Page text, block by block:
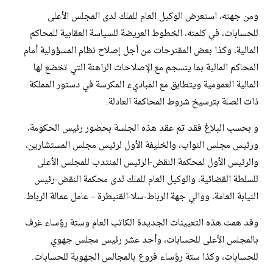
ومن جهته، استعرض الوكيل العام للملك لدى المجلس الأعلى
للحسابات، في كلمته، الخطوط العريضة للسياسة العقابية للمحاكم
المالية، وكذا بعض المقترحات من أجل إصلاح نظام المسؤولية أمام
المحاكم المالية بما ينسجم مع الإصلاحات الراهنة التي تخضع لها
المالية العمومية ويتطابق مع المباديء المكرسة في دستور المملكة
ذات الصلة بترسيخ شروط المحاكمة العادلة.
و بحسب البلاغ فقد تم عقد هذه الجلسة بحضور رئيس الحكومة،
ورئيس مجلس النواب، والخليفة الأول لرئيس مجلس المستشارين،
والرئيس الأول لمحكمة النقض-الرئيس المنتدب للمجلس الأعلى
للسلطة القضائية، والوكيل العام للملك لدى محكمة النقض-رئيس
النيابة العامة، ووالي جهة الرباط-سلا-القنيطرة – عامل عمالة الرباط.
وقد همت هذه التعيينات الجديدة الكاتب العام وستة رؤساء غرف
بالمجلس الأعلى للحسابات، وأحد عشر رئيس مجلس جهوي
للحسابات، وكذا ستة رؤساء فروع بالمجالس الجهوية للحسابات.